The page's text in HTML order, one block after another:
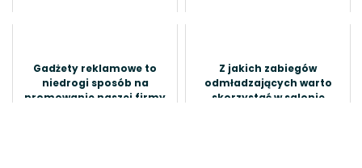
Gadżety reklamowe to
niedrogi sposób na
promowanie naszej firmy
Z jakich zabiegów
odmładzających warto
skorzystać w salonie